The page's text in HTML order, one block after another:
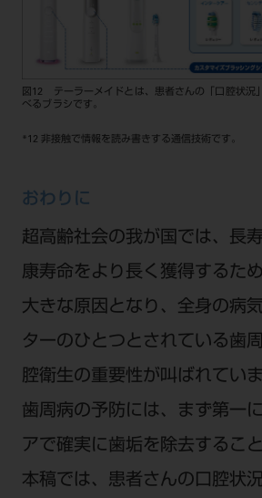
図12 テーラーメイドとは、患者さんの「口腔状況
べるブラシです。
*12 非接触で情報を読み書きする通信技術です。
おわりに
超高齢社会の我が国では、長
康寿命をより長く獲得するた
大きな原因となり、全身の病
ターのひとつとされている歯
腔衛生の重要性が叫ばれていま
歯周病の予防には、まず第一
アで確実に歯垢を除去するこ
本稿では、患者さんの口腔状